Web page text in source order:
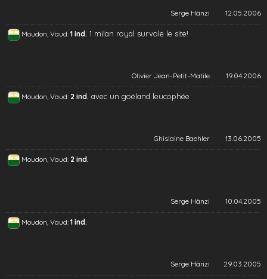
Serge Hänzi 12.05.2006
Moudon, Vaud: 1 ind. 1 milan royal survole le site!
Olivier Jean-Petit-Matile 19.04.2006
Moudon, Vaud: 2 ind. avec un goéland leucophée
Ghislaine Baehler 13.06.2005
Moudon, Vaud: 2 ind.
Serge Hänzi 10.04.2005
Moudon, Vaud: 1 ind.
Serge Hänzi 29.03.2005